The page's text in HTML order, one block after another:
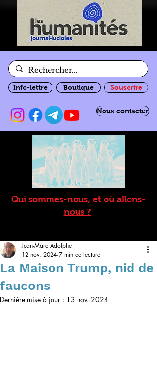
Info-lettre Boutique Souscrire
Nous contacter
Qui sommes-nous, et où allons-
nous ?
La Maison Trump, nid de
faucons
Jean-Marc Adolphe
12 nov. 2024 7 min de lecture
Dernière mise à jour : 13 nov. 2024